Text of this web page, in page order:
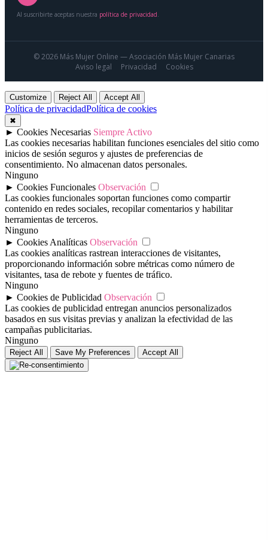
Al suscribirte aceptas nuestra política de privacidad.
© 2026 Más Mujer Online — Asociación Más Mujer Canarias
Aviso legal
Privacidad Cookies
Customize Reject All Accept All
Política de privacidadPolítica de cookies
✖
► Cookies Necesarias Siempre Activo
Las cookies necesarias habilitan funciones esenciales del sitio como
inicios de sesión seguros y ajustes de preferencias de
consentimiento. No almacenan datos personales.
Ninguno
► Cookies Funcionales Observación
Las cookies funcionales soportan funciones como compartir
contenido en redes sociales, recopilar comentarios y habilitar
herramientas de terceros.
Ninguno
► Cookies Analíticas Observación
Las cookies analíticas rastrean interacciones de visitantes,
proporcionando información sobre métricas como número de
visitantes, tasa de rebote y fuentes de tráfico.
Ninguno
► Cookies de Publicidad Observación
Las cookies de publicidad entregan anuncios personalizados
basados en sus visitas previas y analizan la efectividad de las
campañas publicitarias.
Ninguno
Reject All Save My Preferences Accept All